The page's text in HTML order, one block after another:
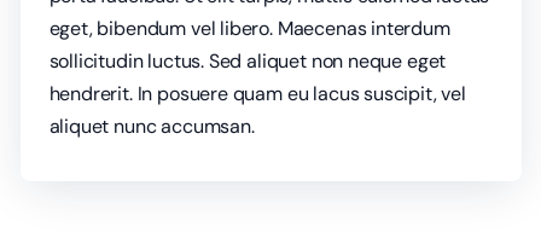
eget, bibendum vel libero. Maecenas interdum
sollicitudin luctus. Sed aliquet non neque eget
hendrerit. In posuere quam eu lacus suscipit, vel
aliquet nunc accumsan.